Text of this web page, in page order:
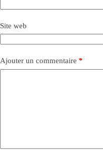
Site web
Ajouter un commentaire *